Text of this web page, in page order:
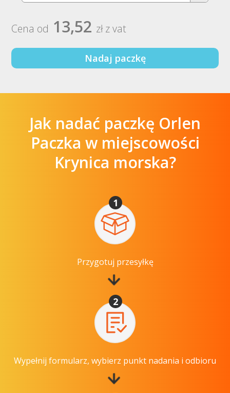
Cena od 13,52 zł z vat
Nadaj paczkę
Jak nadać paczkę Orlen
Paczka w miejscowości
Krynica morska?
1
Przygotuj przesyłkę
2
Wypełnij formularz, wybierz punkt nadania i odbioru